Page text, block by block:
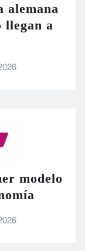
alemana
llegan a
modelo